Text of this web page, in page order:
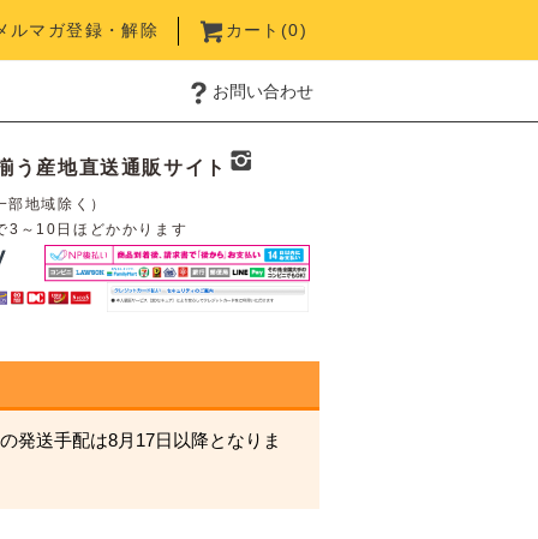
ルマガ登録・解除 カート(0)
お問い合わせ
う産地直送通販サイト
部地域除く）
3～10日ほどかかります
発送手配は8月17日以降となりま